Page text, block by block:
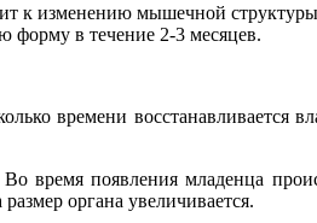
к изменению мышечной
в течение 2-3 месяцев.
времени
Во время появления младенца
органа увеличивается.